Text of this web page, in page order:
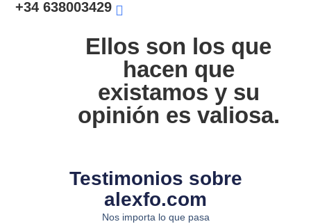
+34 638003429
Ellos son los que
hacen que
existamos y su
opinión es valiosa.
Testimonios sobre
alexfo.com
Nos importa lo que pasa